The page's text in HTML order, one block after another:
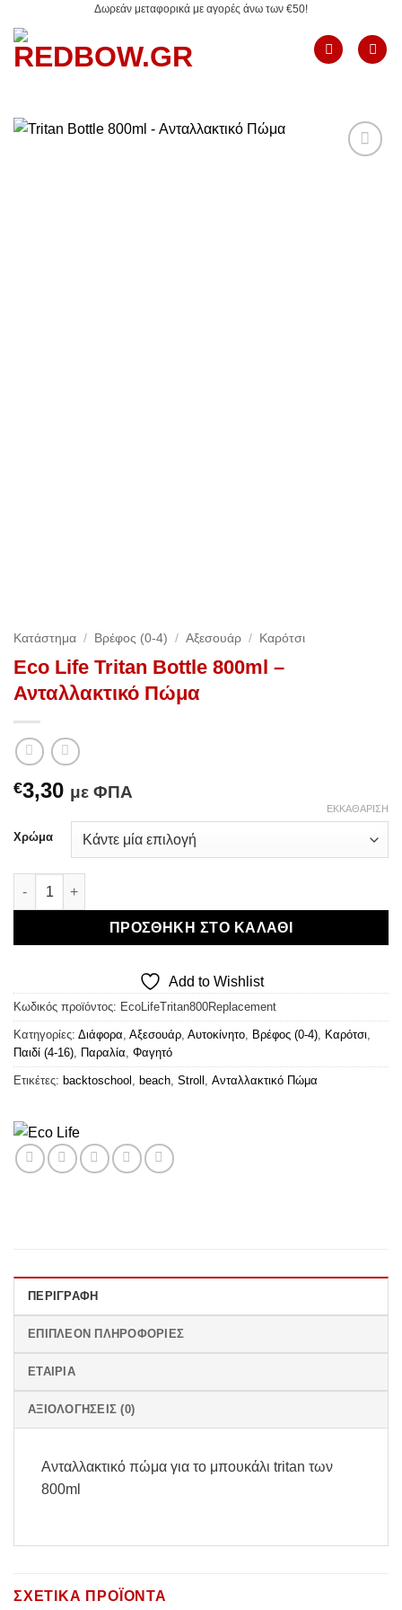
στο
περιεχόμενο
Δωρεάν μεταφορικά με αγορές άνω των €50!
Κατάστημα / Βρέφος (0-4) / Αξεσουάρ / Καρότσι
Eco Life Tritan Bottle 800ml –
Ανταλλακτικό Πώμα
€3,30 με ΦΠΑ
Χρώμα
ΕΚΚΑΘΆΡΙΣΗ
Eco Life Tritan Bottle 800ml - Ανταλλακτικό Πώμα ποσότητα
ΠΡΟΣΘΉΚΗ ΣΤΟ ΚΑΛΆΘΙ
Add to Wishlist
Κωδικός προϊόντος: EcoLifeTritan800Replacement
Κατηγορίες: Διάφορα, Αξεσουάρ, Αυτοκίνητο, Βρέφος (0-4), Καρότσι,
Παιδί (4-16), Παραλία, Φαγητό
Ετικέτες: backtoschool , beach, Stroll , Ανταλλακτικό Πώμα
ΠΕΡΙΓΡΑΦΉ
ΕΠΙΠΛΈΟΝ ΠΛΗΡΟΦΟΡΊΕΣ
ΕΤΑΙΡΊΑ
ΑΞΙΟΛΟΓΉΣΕΙΣ (0)
Ανταλλακτικό πώμα για το μπουκάλι tritan των
800ml
ΣΧΕΤΙΚΆ ΠΡΟΪΌΝΤΑ